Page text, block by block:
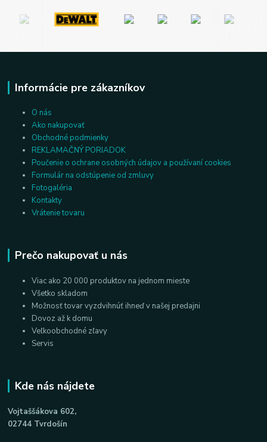
Informácie pre zákazníkov
O nás
Ako nakupovať
Obchodné podmienky
REKLAMAČNÝ PORIADOK
Poučenie o ochrane osobných údajov a používaní cookies
Formulár na odstúpenie od zmluvy
Fotogaléria
Kontakty
Vrátenie tovaru
Prečo nakupovať u nás
Viac ako 20 000 produktov na jednom mieste
Všetko skladom
Možnosť tovar vyzdvihnúť ihneď v našej predajni
Dovoz až k domu
Veľkoobchodné zľavy
Servis
Kde nás nájdete
Vojtaššákova 602,
02744 Tvrdošín